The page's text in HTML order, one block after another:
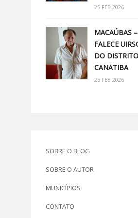
25 FEB 2026
MACAÚBAS
FALECE
DO
CANATIBA
25 FEB 2026
SOBRE O BLOG
SOBRE O AUTOR
MUNICÍPIOS
CONTATO